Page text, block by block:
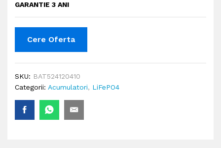
GARANTIE 3 ANI
Cere Oferta
SKU: BAT524120410
Categorii: Acumulatori, LiFePO4